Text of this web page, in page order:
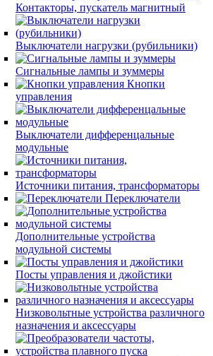
Контакторы, пускатель магнитный
Выключатели нагрузки (рубильники)
Сигнальные лампы и зуммеры
Кнопки
управления
Выключатели дифференцальные
модульные
Источники питания, трансформаторы
Переключатели
Дополнительные устройства
модульной системы
Посты управления и джойстики
Низковольтные устройства различного
назначения и аксессуары